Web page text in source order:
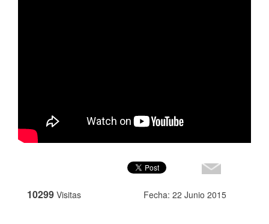
10299 Visitas Fecha: 22 Junio 2015